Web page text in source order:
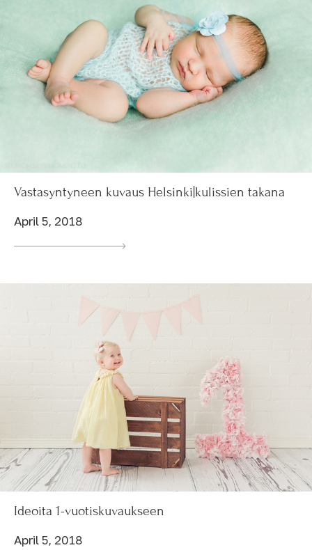
Vastasyntyneen kuvaus Helsinki|kulissien takana
April 5, 2018
Ideoita 1-vuotiskuvaukseen
April 5, 2018